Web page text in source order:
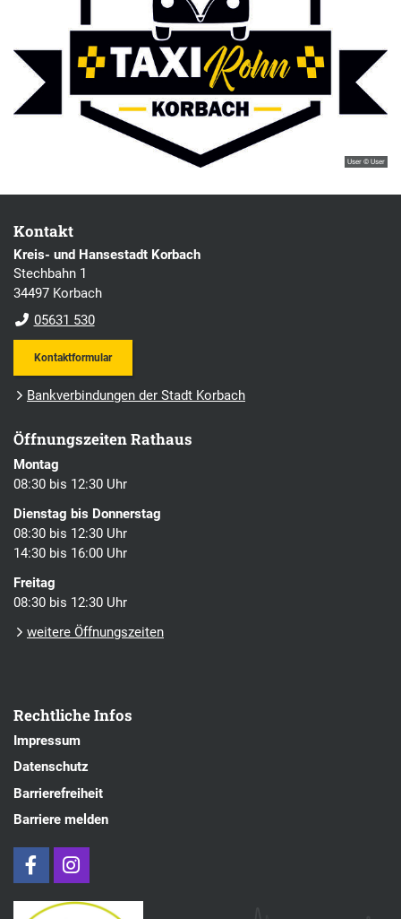
User © User
Kontakt
Kreis- und Hansestadt Korbach
Stechbahn 1
34497 Korbach
05631 530
Kontaktformular
Bankverbindungen der Stadt Korbach
Öffnungszeiten Rathaus
Montag
08:30 bis 12:30 Uhr
Dienstag bis Donnerstag
08:30 bis 12:30 Uhr
14:30 bis 16:00 Uhr
Freitag
08:30 bis 12:30 Uhr
weitere Öffnungszeiten
Rechtliche Infos
Impressum
Datenschutz
Barrierefreiheit
Barriere melden